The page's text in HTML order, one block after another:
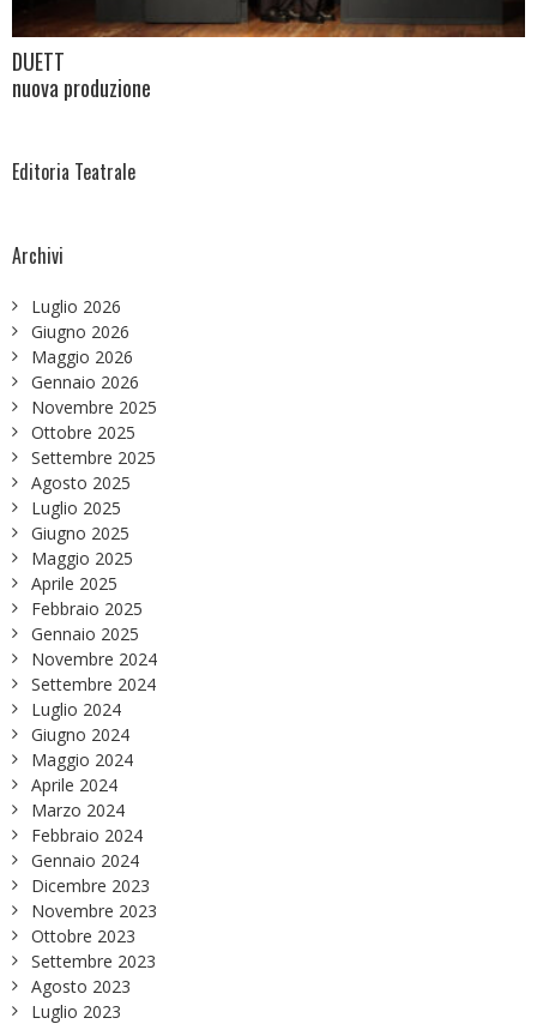
DUETT
nuova produzione
Editoria Teatrale
Archivi
Luglio 2026
Giugno 2026
Maggio 2026
Gennaio 2026
Novembre 2025
Ottobre 2025
Settembre 2025
Agosto 2025
Luglio 2025
Giugno 2025
Maggio 2025
Aprile 2025
Febbraio 2025
Gennaio 2025
Novembre 2024
Settembre 2024
Luglio 2024
Giugno 2024
Maggio 2024
Aprile 2024
Marzo 2024
Febbraio 2024
Gennaio 2024
Dicembre 2023
Novembre 2023
Ottobre 2023
Settembre 2023
Agosto 2023
Luglio 2023